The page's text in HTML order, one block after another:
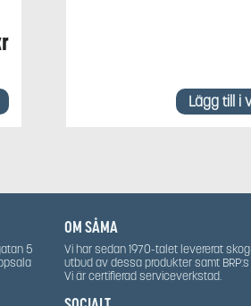
Lägg till i
5
OM SÅMA
Vi har sedan 1970-talet levererat
utbud av dessa produkter samt
Vi är certifierad serviceverkstad.